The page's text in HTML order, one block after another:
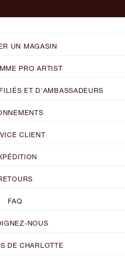
UN MAGASIN
PRO ARTIST
ET D'AMBASSADEURS
CLIENT
FAQ
NOUS
DE CHARLOTTE